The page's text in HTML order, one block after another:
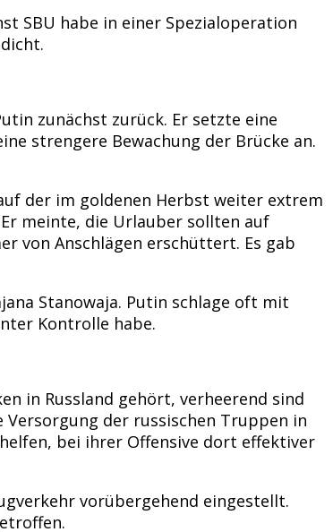
SBU habe in einer Spezialoperation
zunächst zurück. Er setzte eine
strengere Bewachung der Brücke an.
der im goldenen Herbst weiter extrem
meinte, die Urlauber sollten auf
von Anschlägen erschüttert. Es gab
Stanowaja. Putin schlage oft mit
Kontrolle habe.
in Russland gehört, verheerend sind
der russischen Truppen in
bei ihrer Offensive dort effektiver
vorübergehend eingestellt.